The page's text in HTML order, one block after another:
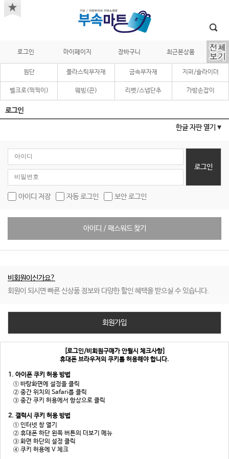
로그인 마이페이지 장바구니 최근본상품
원단 플라스틱부자재 금속부자재 지퍼/슬라이더
벨크로(찍찍이) 웨빙(끈) 리벳/스냅단추 가방손잡이
로그인
한글 자판 열기
로그인
아이디 저장 자동 로그인 보안 로그인
아이디 / 패스워드 찾기
비회원이신가요?
회원이 되시면 빠른 신상품 정보와 다양한 할인 혜택을 받으실 수 있습니다.
회원가입
[로그인/비회원구매가 안될시 체크사항]
휴대폰 브라우저의 쿠키를 허용해야 합니다.
1. 아이폰 쿠키 허용 방법
① 바탕화면에 설정을 클릭
② 중간 위치의 Safari를 클릭
③ 중간 쿠키 허용에서 항상으로 클릭
2. 갤럭시 쿠키 허용 방법
① 인터넷 창 열기
② 휴대폰 하단 왼쪽 버튼의 더보기 메뉴
③ 화면 하단의 설정 클릭
④ 쿠키 허용에 V 체크